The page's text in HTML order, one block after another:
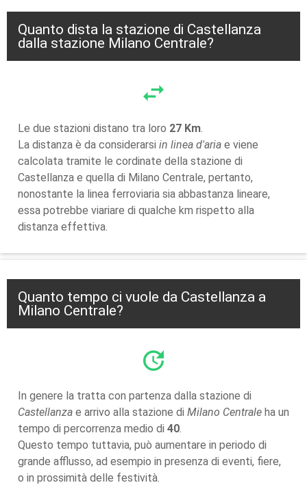
Quanto dista la stazione di Castellanza
dalla stazione Milano Centrale?
swap_horiz
Le due stazioni distano tra loro 27 Km.
La distanza è da considerarsi in linea d'aria e viene
calcolata tramite le cordinate della stazione di
Castellanza e quella di Milano Centrale, pertanto,
nonostante la linea ferroviaria sia abbastanza lineare,
essa potrebbe viariare di qualche km rispetto alla
distanza effettiva.
Quanto tempo ci vuole da Castellanza a
Milano Centrale?
update
In genere la tratta con partenza dalla stazione di
Castellanza e arrivo alla stazione di Milano Centrale ha un
tempo di percorrenza medio di 40.
Questo tempo tuttavia, può aumentare in periodo di
grande afflusso, ad esempio in presenza di eventi, fiere,
o in prossimità delle festività.